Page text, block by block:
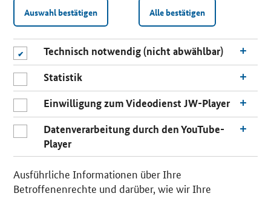
n
Auswahl bestätigen Alle bestätigen
Technisch notwendig (nicht abwählbar)
Statistik
Einwilligung zum Videodienst JW-Player
Datenverarbeitung durch den YouTube-
Player
Ausführliche Informationen über Ihre
Betroffenenrechte und darüber, wie wir Ihre